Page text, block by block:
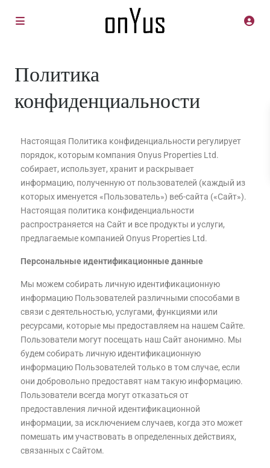
Политика
конфиденциальности
Настоящая Политика конфиденциальности регулирует
порядок, которым компания Onyus Properties Ltd.
собирает, использует, хранит и раскрывает
информацию, полученную от пользователей (каждый из
которых именуется «Пользователь») веб-сайта («Сайт»).
Настоящая политика конфиденциальности
распространяется на Сайт и все продукты и услуги,
предлагаемые компанией Onyus Properties Ltd.
Персональные идентификационные данные
Мы можем собирать личную идентификационную
информацию Пользователей различными способами в
связи с деятельностью, услугами, функциями или
ресурсами, которые мы предоставляем на нашем Сайте.
Пользователи могут посещать наш Сайт анонимно. Мы
будем собирать личную идентификационную
информацию Пользователей только в том случае, если
они добровольно предоставят нам такую информацию.
Пользователи всегда могут отказаться от
предоставления личной идентификационной
информации, за исключением случаев, когда это может
помешать им участвовать в определенных действиях,
связанных с Сайтом.